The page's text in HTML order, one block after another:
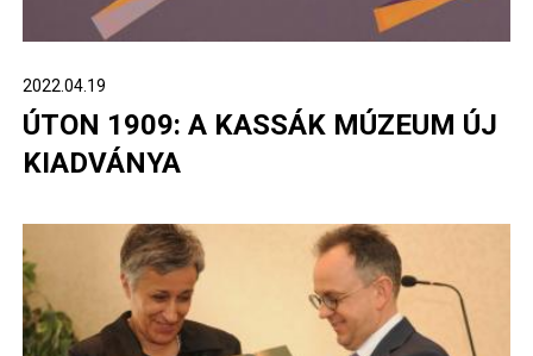
2022.04.19
ÚTON 1909: A KASSÁK MÚZEUM ÚJ
KIADVÁNYA